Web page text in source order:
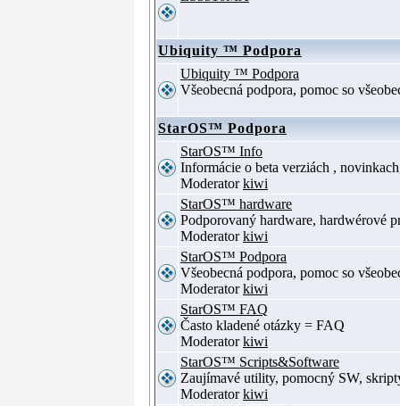
Ubiquity ™ Podpora
Ubiquity ™ Podpora
Všeobecná podpora, pomoc so
StarOS™ Podpora
StarOS™ Info
Informácie o beta verziách ,
Moderatorkiwi
StarOS™ hardware
Podporovaný hardware, hardwérové
Moderatorkiwi
StarOS™ Podpora
Všeobecná podpora, pomoc so
Moderatorkiwi
StarOS™ FAQ
Často kladené otázky = FAQ
Moderatorkiwi
StarOS™ Scripts&Software
Zaujímavé utility, pomocný SW,
Moderatorkiwi